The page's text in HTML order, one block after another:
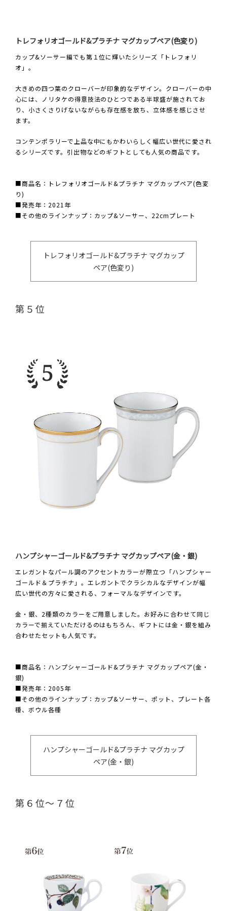
トレフォリオゴールド&プラチナ マグカップペア(色変り)
カップ&ソーサー編でも第１位に輝いたシリーズ「トレフォリ
オ」。
大きめの四つ葉のクローバーが印象的なデザイン。クローバーの中
心には、ノリタケの得意技法のひとつである半球盛が施されてお
り、小さくさりげないながらも存在感を放ち、立体感を感じさせ
ます。
コンテンポラリーで上品な中にもかわいらしく幅広い世代に愛され
るシリーズです。引出物などのギフトとしても人気の商品です。
■商品名：トレフォリオゴールド&プラチナ マグカップペア(色変
り)
■発売年：2021年
■その他のラインナップ：カップ&ソーサー、22cmプレート
トレフォリオゴールド&プラチナ マグカップ
ペア(色変り)
第５位
ハンプシャーゴールド&プラチナ マグカップペア(金・銀)
エレガントなパール調のアクセントカラーが際立つ「ハンプシャー
ゴールド＆プラチナ」。エレガントでクラシカルなデザインが幅
広い世代の方々に愛される、フォーマルなデザインです。
金・銀、2種類のカラーをご用意しました。お好みに合わせて同じ
カラーで揃えていただけるのはもちろん、ギフトには金・銀を組み
合わせたセットも人気です。
■商品名：ハンプシャーゴールド&プラチナ マグカップペア(金・
銀)
■発売年：2005年
■その他のラインナップ：カップ&ソーサー、ポット、プレート各
種、ボウル各種
ハンプシャーゴールド&プラチナ マグカップ
ペア(金・銀)
第６位～７位